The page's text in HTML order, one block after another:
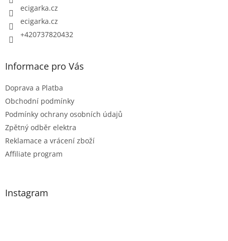
ecigarka.cz
ecigarka.cz
+420737820432
Informace pro Vás
Doprava a Platba
Obchodní podmínky
Podmínky ochrany osobních údajů
Zpětný odběr elektra
Reklamace a vrácení zboží
Affiliate program
Instagram